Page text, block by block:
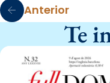
Anterior
Te